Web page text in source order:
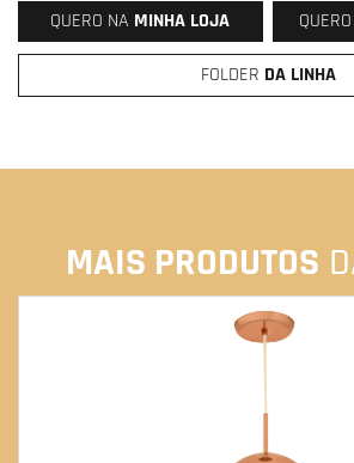
QUERO NA MINHA LOJA
FOLDER DA LINHA
MAIS PRODUTOS